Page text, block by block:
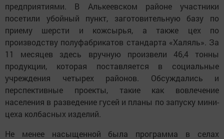
предприятиями. В Алькеевском районе участники
посетили убойный пункт, заготовительную базу по
приему шерсти и кожсырья, а также цех по
производству полуфабрикатов стандарта «Халяль». За
11 месяцев здесь вручную произвели 46,4 тонны
продукции, которая поставляется в социальные
учреждения четырех районов. Обсуждались и
перспективные проекты, такие как вовлечение
населения в разведение гусей и планы по запуску мини-
цеха колбасных изделий.
Не менее насыщенной была программа в селах